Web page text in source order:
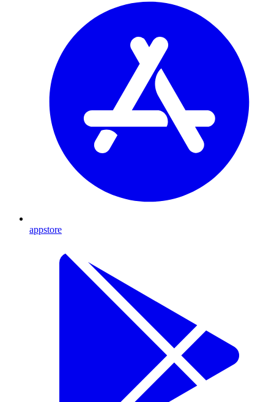
appstore